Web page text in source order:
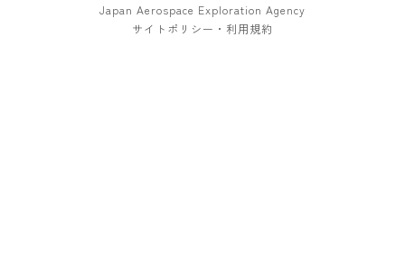
Japan Aerospace Exploration Agency
サイトポリシー・利用規約